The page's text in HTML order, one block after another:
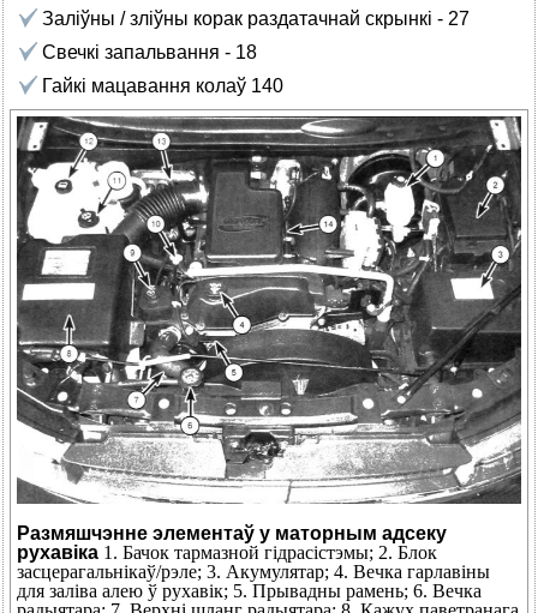
Заліўны / зліўны корак раздатачнай скрынкі - 27
Свечкі запальвання - 18
Гайкі мацавання колаў 140
Размяшчэнне элементаў у маторным адсеку
рухавіка 1. Бачок тармазной гідрасістэмы; 2. Блок
засцерагальнікаў/рэле; 3. Акумулятар; 4. Вечка гарлавіны
для заліва алею ў рухавік; 5. Прывадны рамень; 6. Вечка